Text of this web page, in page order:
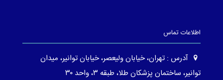
اطلاعات تماس
آدرس : تهران، خیابان ولیعصر، خیابان توانیر، میدان
توانیر، ساختمان پزشکان طلا، طبقه ۳، واحد ۳۰